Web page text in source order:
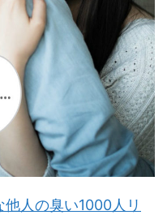
他人の臭い1000人リ